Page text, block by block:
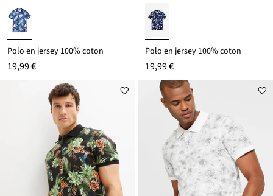
Polo en jersey 100% coton
19,99 €
Polo en jersey 100% coton
19,99 €